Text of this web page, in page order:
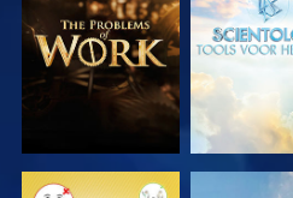
SERIE
SERIE